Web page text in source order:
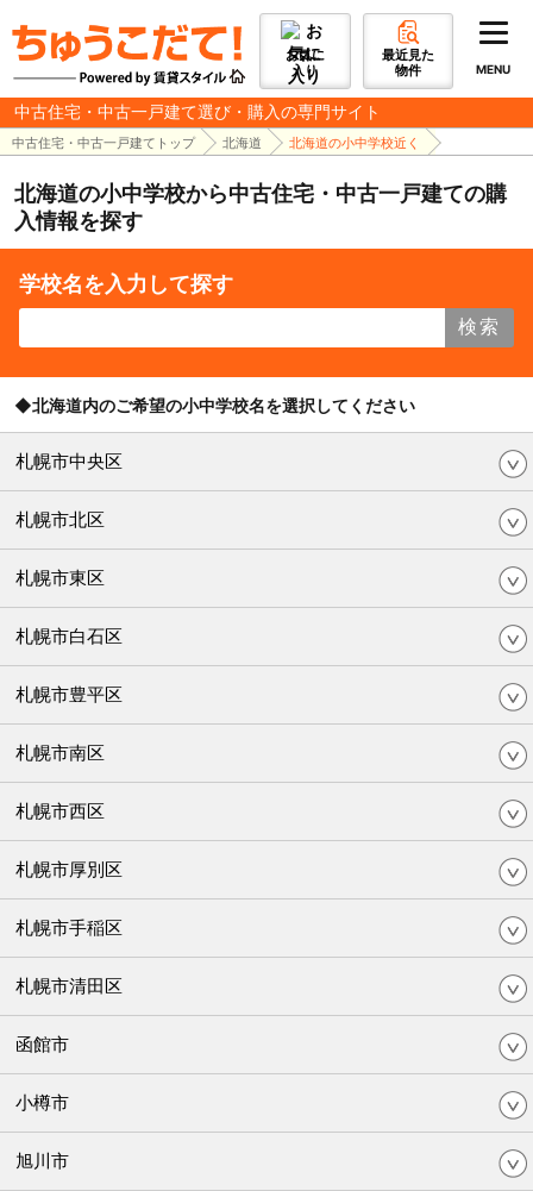
お気に
入り
最近見た
物件
MENU
中古住宅・中古一戸建て選び・購入の専門サイト
中古住宅・中古一戸建てトップ 北海道 北海道の小中学校近く
北海道の小中学校から中古住宅・中古一戸建ての購
入情報を探す
学校名を入力して探す
検索
◆北海道内のご希望の小中学校名を選択してください
札幌市中央区
札幌市北区
札幌市東区
札幌市白石区
札幌市豊平区
札幌市南区
札幌市西区
札幌市厚別区
札幌市手稲区
札幌市清田区
函館市
小樽市
旭川市